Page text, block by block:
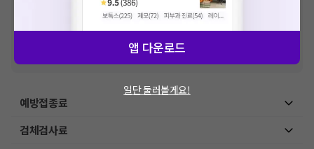
한 가격은 해당 의료기관에 직접 문의해주세요.
건강보험심사평가원에 고지되어 있는 급여 진료 기준 가
격입니다. (진료와 연관된 복합적인 비용이 추가되어, 병원마다 금액이 다르게
산정될 수 있는 점 참고 바랍니다.)
VAT 포함
예방접종료
검체검사료
앱 다운로드
일단 둘러볼게요!